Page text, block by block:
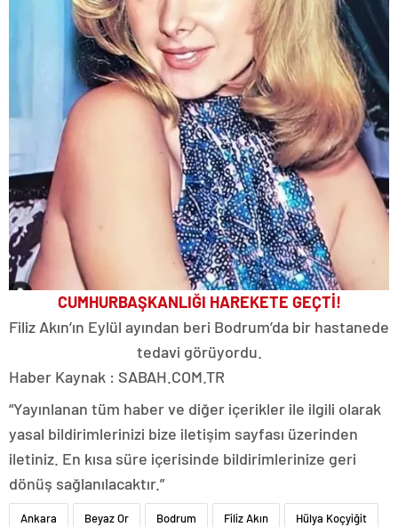
CUMHURBAŞKANLIĞI HAREKETE GEÇTİ!
Filiz Akın’ın Eylül ayından beri Bodrum’da bir hastanede
tedavi görüyordu.
Haber Kaynak : SABAH.COM.TR
“Yayınlanan tüm haber ve diğer içerikler ile ilgili olarak
yasal bildirimlerinizi bize iletişim sayfası üzerinden
iletiniz. En kısa süre içerisinde bildirimlerinize geri
dönüş sağlanılacaktır.”
Ankara Beyaz Or Bodrum Filiz Akın Hülya Koçyiğit